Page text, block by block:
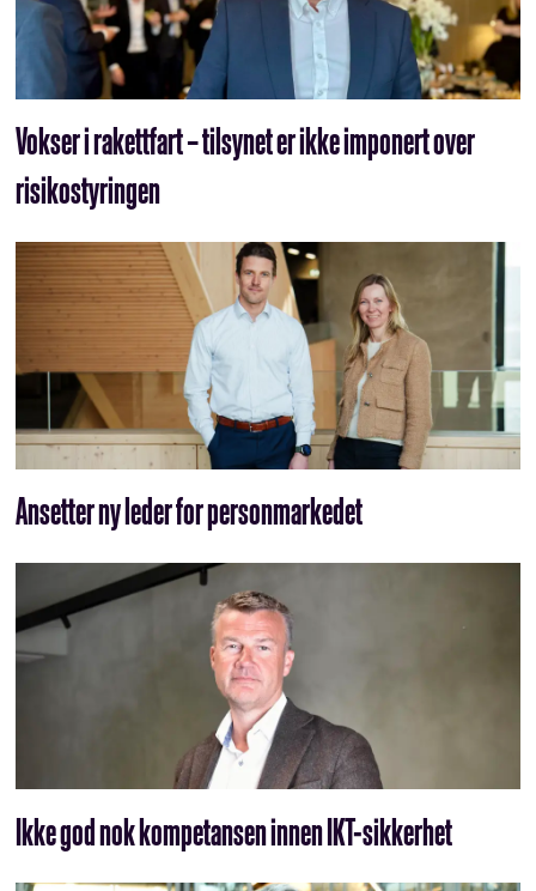
Vokser i rakettfart – tilsynet er ikke imponert over
risikostyringen
Ansetter ny leder for personmarkedet
Ikke god nok kompetansen innen IKT-sikkerhet